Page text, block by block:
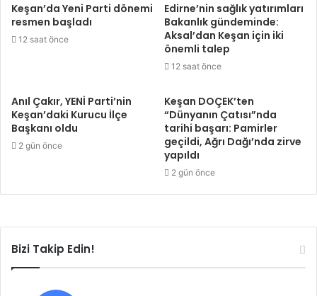
Keşan’da Yeni Parti dönemi
resmen başladı
12 saat önce
Edirne’nin sağlık yatırımları
Bakanlık gündeminde:
Aksal’dan Keşan için iki
önemli talep
12 saat önce
Anıl Çakır, YENİ Parti’nin
Keşan’daki Kurucu İlçe
Başkanı oldu
2 gün önce
Keşan DOÇEK’ten
“Dünyanın Çatısı”nda
tarihi başarı: Pamirler
geçildi, Ağrı Dağı’nda zirve
yapıldı
2 gün önce
Bizi Takip Edin!